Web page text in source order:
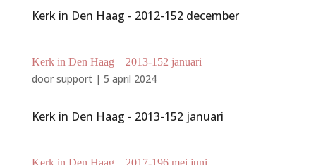
Kerk in Den Haag - 2012-152 december
Kerk in Den Haag – 2013-152 januari
door support| 5 april 2024
Kerk in Den Haag - 2013-152 januari
Kerk in Den Haag – 2017-196 mei juni